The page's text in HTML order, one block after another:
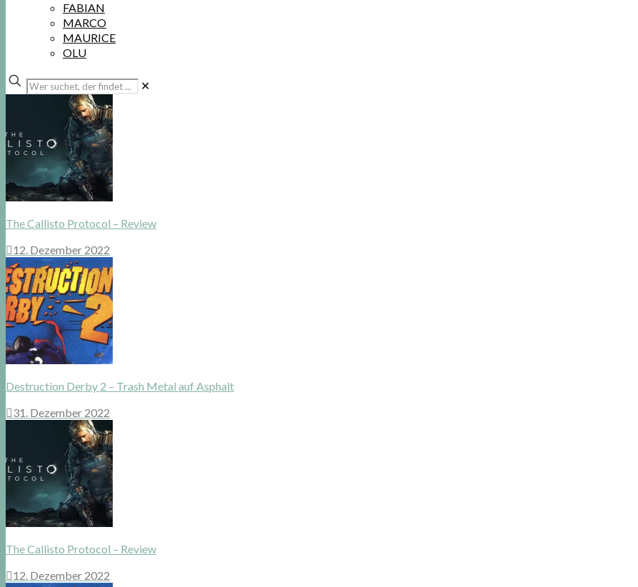
FABIAN
MARCO
MAURICE
OLU
Wer
suchet,
...
✕
The Callisto Protocol – Review
12. Dezember 2022
Destruction Derby 2 – Trash Metal auf Asphalt
31. Dezember 2022
The Callisto Protocol – Review
12. Dezember 2022